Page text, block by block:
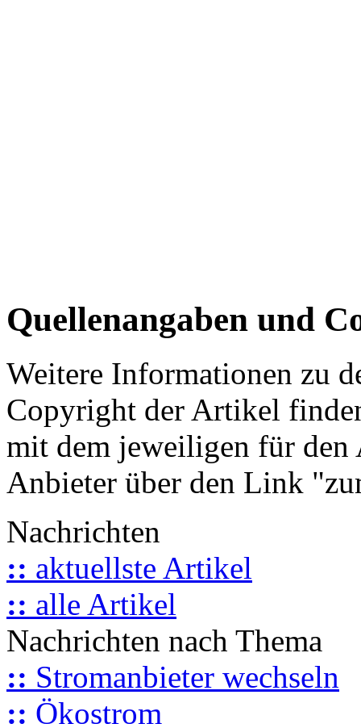
Quellenangaben und
Weitere Informationen zu
Copyright der Artikel
mit dem jeweiligen für
Anbieter über den Link
Nachrichten
:: aktuellste Artikel
:: alle Artikel
Nachrichten nach Thema
:: Stromanbieter wechseln
:: Ökostrom